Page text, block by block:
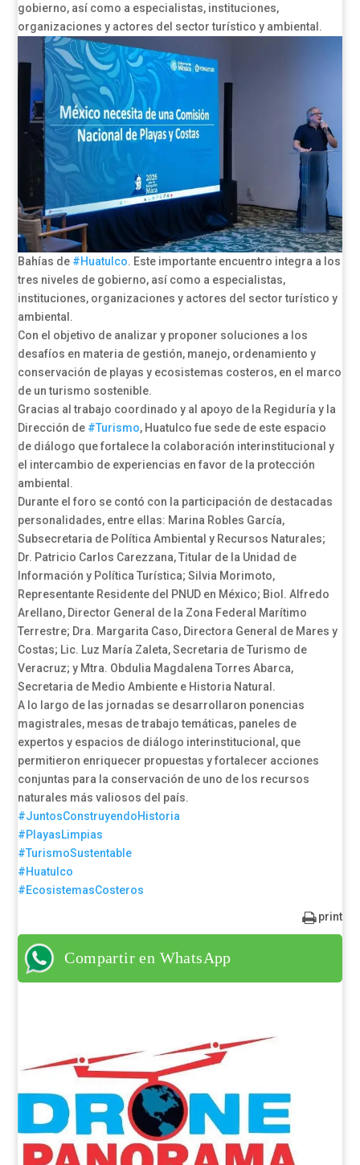
gobierno, así como a especialistas, instituciones,
organizaciones y actores del sector turístico y ambiental.
Bahías de #Huatulco. Este importante encuentro integra a los
tres niveles de gobierno, así como a especialistas,
instituciones, organizaciones y actores del sector turístico y
ambiental.
Con el objetivo de analizar y proponer soluciones a los
desafíos en materia de gestión, manejo, ordenamiento y
conservación de playas y ecosistemas costeros, en el marco
de un turismo sostenible.
Gracias al trabajo coordinado y al apoyo de la Regiduría y la
Dirección de #Turismo, Huatulco fue sede de este espacio
de diálogo que fortalece la colaboración interinstitucional y
el intercambio de experiencias en favor de la protección
ambiental.
Durante el foro se contó con la participación de destacadas
personalidades, entre ellas: Marina Robles García,
Subsecretaria de Política Ambiental y Recursos Naturales;
Dr. Patricio Carlos Carezzana, Titular de la Unidad de
Información y Política Turística; Silvia Morimoto,
Representante Residente del PNUD en México; Biol. Alfredo
Arellano, Director General de la Zona Federal Marítimo
Terrestre; Dra. Margarita Caso, Directora General de Mares y
Costas; Lic. Luz María Zaleta, Secretaria de Turismo de
Veracruz; y Mtra. Obdulia Magdalena Torres Abarca,
Secretaria de Medio Ambiente e Historia Natural.
A lo largo de las jornadas se desarrollaron ponencias
magistrales, mesas de trabajo temáticas, paneles de
expertos y espacios de diálogo interinstitucional, que
permitieron enriquecer propuestas y fortalecer acciones
conjuntas para la conservación de uno de los recursos
naturales más valiosos del país.
#JuntosConstruyendoHistoria
#PlayasLimpias
#TurismoSustentable
#Huatulco
#EcosistemasCosteros
print
Compartir en WhatsApp